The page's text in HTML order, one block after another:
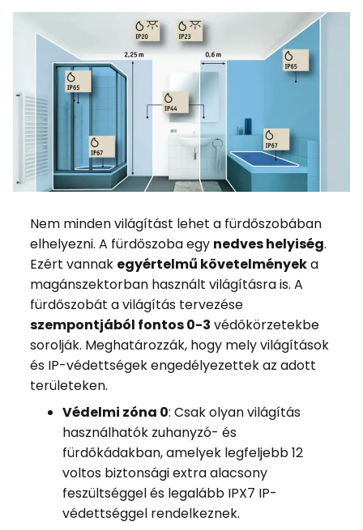
Nem minden világítást lehet a fürdőszobában
elhelyezni. A fürdőszoba egy nedves helyiség.
Ezért vannak egyértelmű követelményeka
magánszektorban használt világításra is. A
fürdőszobát a világítás tervezése
szempontjából fontos 0-3 védőkörzetekbe
sorolják. Meghatározzák, hogy mely világítások
és IP-védettségek engedélyezettek az adott
területeken.
Védelmi zóna 0: Csak olyan világítás
használhatók zuhanyzó- és
fürdőkádakban, amelyek legfeljebb 12
voltos biztonsági extra alacsony
feszültséggel és legalább IPX7 IP-
védettséggel rendelkeznek.